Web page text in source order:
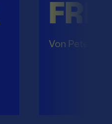
Von Peter